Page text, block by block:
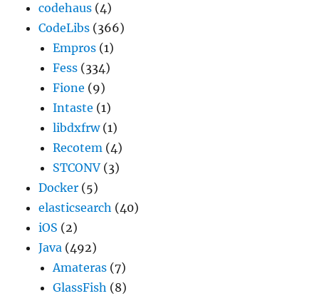
codehaus (4)
CodeLibs (366)
Empros (1)
Fess (334)
Fione (9)
Intaste (1)
libdxfrw(1)
Recotem (4)
STCONV (3)
Docker (5)
elasticsearch (40)
iOS (2)
Java (492)
Amateras (7)
GlassFish (8)